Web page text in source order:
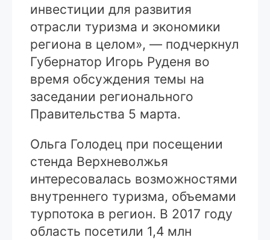
инвестиции для развития
отрасли туризма и экономики
региона в целом», — подчеркнул
Губернатор Игорь Руденя во
время обсуждения темы на
заседании регионального
Правительства 5 марта.
Ольга Голодец при посещении
стенда Верхневолжья
интересовалась возможностями
внутреннего туризма, объемами
турпотока в регион. В 2017 году
область посетили 1,4 млн